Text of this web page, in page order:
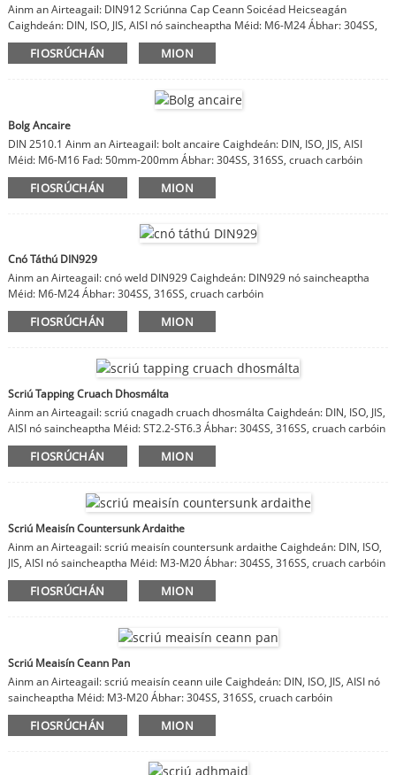
Ainm an Airteagail: DIN912 Scriúnna Cap Ceann Soicéad Heicseagán
Caighdeán: DIN, ISO, JIS, AISI nó saincheaptha Méid: M6-M24 Ábhar: 304SS,
316SS, stee carbóin
FIOSRÚCHÁN MION
Bolg Ancaire
DIN 2510.1 Ainm an Airteagail: bolt ancaire Caighdeán: DIN, ISO, JIS, AISI
Méid: M6-M16 Fad: 50mm-200mm Ábhar: 304SS, 316SS, cruach carbóin
FIOSRÚCHÁN MION
Cnó Táthú DIN929
Ainm an Airteagail: cnó weld DIN929 Caighdeán: DIN929 nó saincheaptha
Méid: M6-M24 Ábhar: 304SS, 316SS, cruach carbóin
FIOSRÚCHÁN MION
Scriú Tapping Cruach Dhosmálta
Ainm an Airteagail: scriú cnagadh cruach dhosmálta Caighdeán: DIN, ISO, JIS,
AISI nó saincheaptha Méid: ST2.2-ST6.3 Ábhar: 304SS, 316SS, cruach carbóin
FIOSRÚCHÁN MION
Scriú Meaisín Countersunk Ardaithe
Ainm an Airteagail: scriú meaisín countersunk ardaithe Caighdeán: DIN, ISO,
JIS, AISI nó saincheaptha Méid: M3-M20 Ábhar: 304SS, 316SS, cruach carbóin
FIOSRÚCHÁN MION
Scriú Meaisín Ceann Pan
Ainm an Airteagail: scriú meaisín ceann uile Caighdeán: DIN, ISO, JIS, AISI nó
saincheaptha Méid: M3-M20 Ábhar: 304SS, 316SS, cruach carbóin
FIOSRÚCHÁN MION